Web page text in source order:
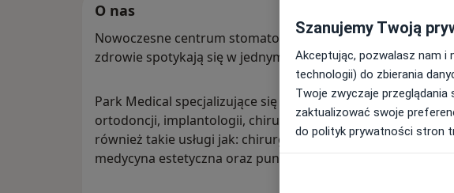
O nas
Nowoczesne centrum stomatologiczno-medyczna w
zdrowie spotykają się w jednym miejscu.
Park Medical specjalizujące się w stomatologii
ortodoncji, implantologii, chirurgi stomatologicznej. Nasze
również takie usługi jak: chirurgia ogólna, dermatologia, neurologia, urologia,
medycyna estetyczna oraz punkt poboru materiału do badań.
Szanujemy Twoją
Akceptując, pozwalasz nam i
technologii) do zbierania
Twoje zwyczaje
zaktualizować swoje
do polityk prywatności stron